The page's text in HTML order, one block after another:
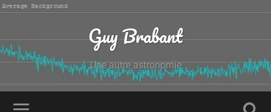
Guy Brabant
Une autre astronomie